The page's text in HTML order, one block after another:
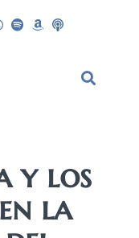
y los
la